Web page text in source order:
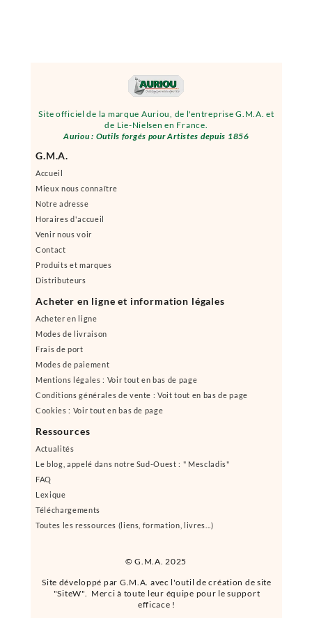
© G.M.A. 2025
Site officiel de la marque Auriou, de l'entreprise G.M.A. et
de Lie-Nielsen en France.
Auriou : Outils forgés pour Artistes depuis 1856
Site développé par G.M.A. avec l'outil de création de site
"SiteW". Merci à toute leur équipe pour le support
efficace !
G.M.A.
Accueil
Mieux nous connaître
Notre adresse
Horaires d'accueil
Venir nous voir
Contact
Produits et marques
Distributeurs
Acheter en ligne et information légales
Acheter en ligne
Modes de livraison
Frais de port
Modes de paiement
Mentions légales : Voir tout en bas de page
Conditions générales de vente : Voit tout en bas de page
Cookies : Voir tout en bas de page
Ressources
Actualités
Le blog, appelé dans notre Sud-Ouest : " Mescladis"
FAQ
Lexique
Téléchargements
Toutes les ressources (liens, formation, livres...)